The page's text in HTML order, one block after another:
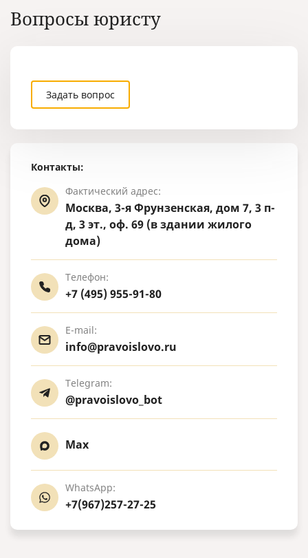
Контакты:
Фактический адрес:
Москва, 3-я Фрунзенская, дом 7, 3 п-
д, 3 эт., оф. 69 (в здании жилого
дома)
Телефон:
+7 (495) 955-91-80
E-mail:
info@pravoislovo.ru
Telegram:
@pravoislovo_bot
Max
WhatsApp:
+7(967)257-27-25
Вопросы юристу
Задать вопрос